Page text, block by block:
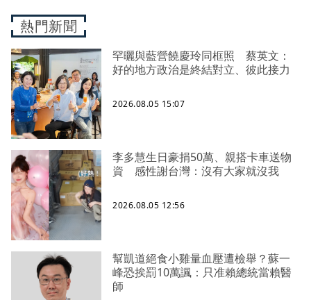
熱門新聞
罕曬與藍營饒慶玲同框照 蔡英文：
好的地方政治是終結對立、彼此接力
2026.08.05 15:07
李多慧生日豪捐50萬、親搭卡車送物
資 感性謝台灣：沒有大家就沒我
2026.08.05 12:56
幫凱道絕食小雞量血壓遭檢舉？蘇一
峰恐挨罰10萬諷：只准賴總統當賴醫
師